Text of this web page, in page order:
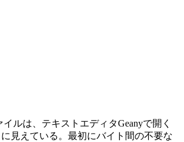
ルは、テキストエディタGeanyで開く
に見えている。最初にバイト間の不要な